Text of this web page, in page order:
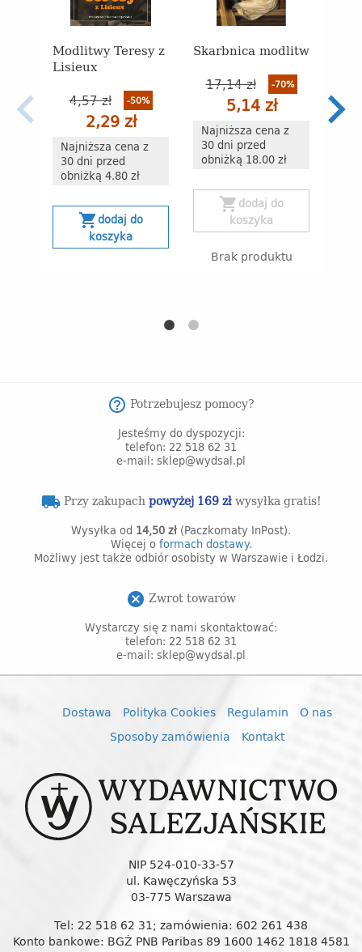
Modlitwy Teresy z
Lisieux
4,57 zł -50%
2,29 zł
Najniższa cena z
30 dni przed
obniżką 4.80 zł
shopping_cartdodaj do
koszyka
Skarbnica modlitw
17,14 zł -70%
5,14 zł
Najniższa cena z
30 dni przed
obniżką 18.00 zł
shopping_cart dodaj do
koszyka
Brak produktu
help_outline Potrzebujesz pomocy?
Jesteśmy do dyspozycji:
telefon: 22 518 62 31
e-mail: sklep@wydsal.pl
local_shipping Przy zakupachpowyżej 169 złwysyłka gratis!
Wysyłka od 14,50 zł (Paczkomaty InPost).
Więcej o formach dostawy.
Możliwy jest także odbiór osobisty w Warszawie i Łodzi.
cancel Zwrot towarów
Wystarczy się z nami skontaktować:
telefon: 22 518 62 31
e-mail: sklep@wydsal.pl
Dostawa Polityka Cookies Regulamin
O nas
Sposoby zamówienia
Kontakt
NIP 524-010-33-57
ul. Kawęczyńska 53
03-775 Warszawa
Tel: 22 518 62 31; zamówienia: 602 261 438
Konto bankowe: BGŻ PNB Paribas 89 1600 1462 1818 4581